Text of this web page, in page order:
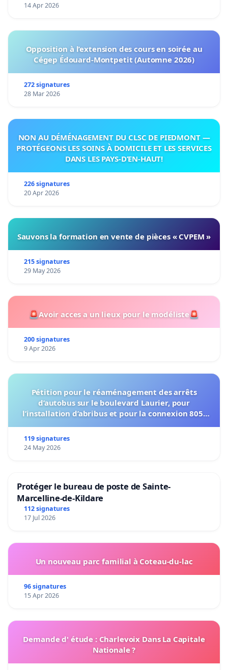
14 Apr 2026
Opposition à l’extension des cours en soirée au
Cégep Édouard-Montpetit (Automne 2026)
272 signatures
28 Mar 2026
NON AU DÉMÉNAGEMENT DU CLSC DE PIEDMONT —
PROTÉGEONS LES SOINS À DOMICILE ET LES SERVICES
DANS LES PAYS-D’EN-HAUT!
226 signatures
20 Apr 2026
Sauvons la formation en vente de pièces « CVPEM »
215 signatures
29 May 2026
🚨Avoir acces a un lieux pour le modéliste🚨
200 signatures
9 Apr 2026
Pétition pour le réaménagement des arrêts
d’autobus sur le boulevard Laurier, pour
l’installation d’abribus et pour la connexion 805-
119 signatures
24 May 2026
Protéger le bureau de poste de Sainte-
Marcelline-de-Kildare
112 signatures
17 Jul 2026
Un nouveau parc familial à Coteau-du-lac
96 signatures
15 Apr 2026
Demande d' étude : Charlevoix Dans La Capitale
Nationale ?